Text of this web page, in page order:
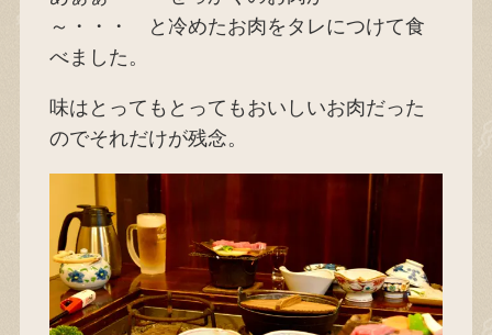
～・・・ と冷めたお肉をタレにつけて食
べました。
味はとってもとってもおいしいお肉だった
のでそれだけが残念。